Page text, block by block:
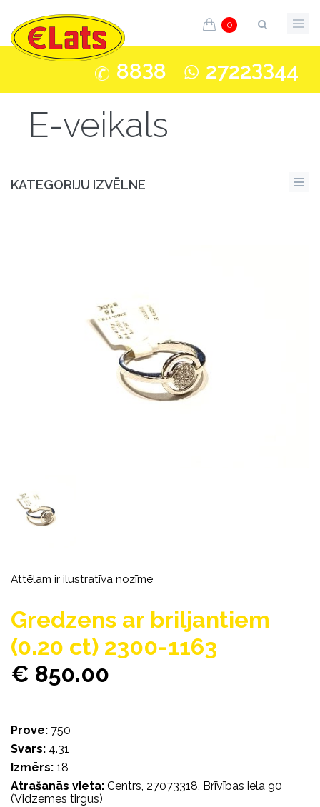
0
8838 27223344
E-veikals
KATEGORIJU IZVĒLNE
Attēlam ir ilustratīva nozīme
Gredzens ar briljantiem
(0.20 ct) 2300-1163
€ 850.00
Prove: 750
Svars: 4.31
Izmērs: 18
Atrašanās vieta: Centrs, 27073318, Brīvības iela 90
(Vidzemes tirgus)